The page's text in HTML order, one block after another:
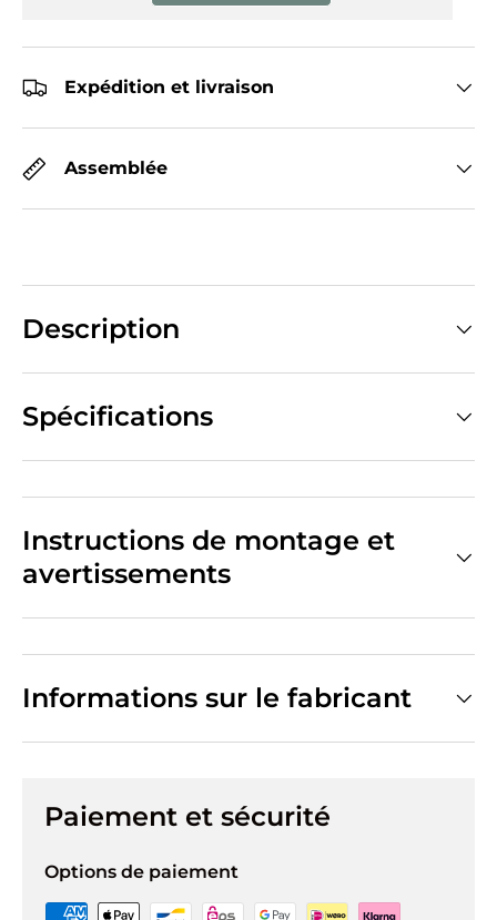
Expédition et livraison
Assemblée
Description
Spécifications
Instructions de montage et
avertissements
Informations sur le fabricant
Paiement et sécurité
Options de paiement